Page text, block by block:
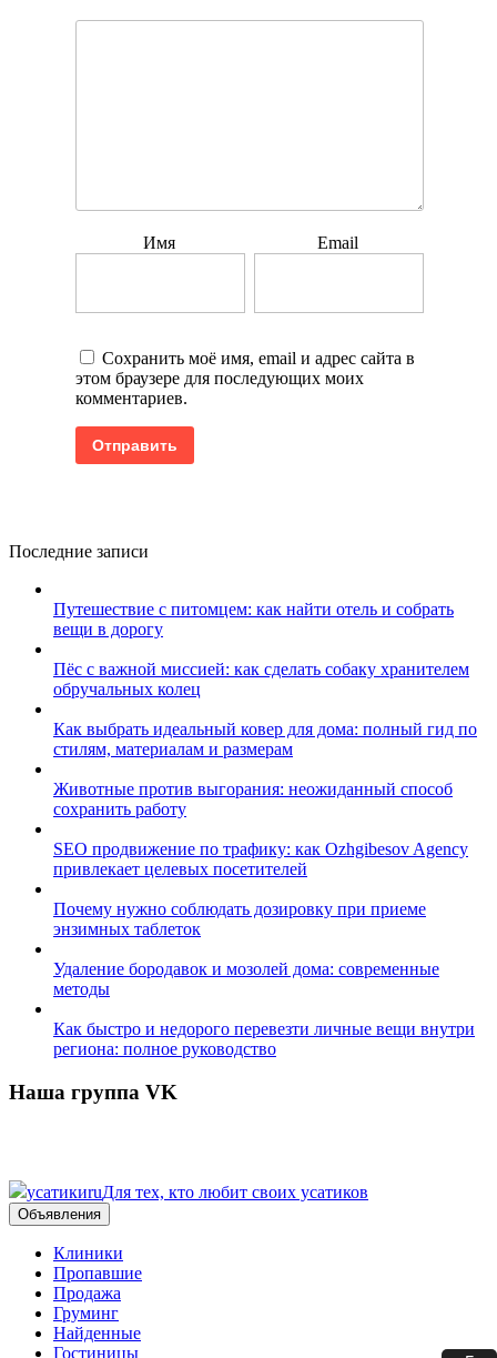
Имя Email
Сохранить моё имя, email и адрес сайта в
этом браузере для последующих моих
комментариев.
Последние записи
Путешествие с питомцем: как найти отель и собрать
вещи в дорогу
Пёс с важной миссией: как сделать собаку хранителем
обручальных колец
Как выбрать идеальный ковер для дома: полный гид по
стилям, материалам и размерам
Животные против выгорания: неожиданный способ
сохранить работу
SEO продвижение по трафику: как Ozhgibesov Agency
привлекает целевых посетителей
Почему нужно соблюдать дозировку при приеме
энзимных таблеток
Удаление бородавок и мозолей дома: современные
методы
Как быстро и недорого перевезти личные вещи внутри
региона: полное руководство
Наша группа VK
усатикиruДля тех, кто любит своих усатиков
Объявления
Клиники
Пропавшие
Продажа
Груминг
Найденные
Гостиницы